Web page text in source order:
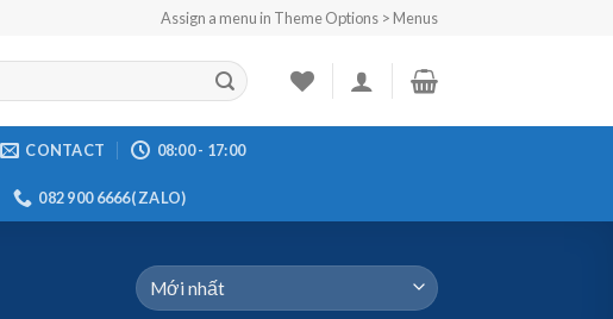
Assign a menu in Theme Options > Menus
CONTACT 08:00 - 17:00
082 900 6666( ZALO)